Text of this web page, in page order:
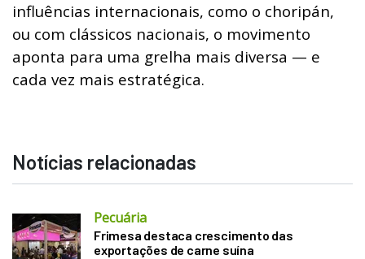
influências internacionais, como o choripán,
ou com clássicos nacionais, o movimento
aponta para uma grelha mais diversa — e
cada vez mais estratégica.
Notícias relacionadas
Pecuária
Frimesa destaca crescimento das
exportações de carne suína